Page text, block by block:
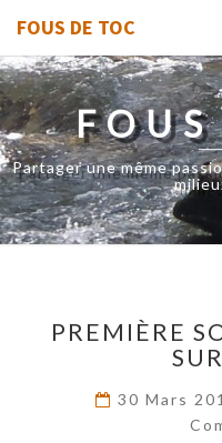
FOUS DE TOC
Partager une même
PREMIÈRE
30 Mars